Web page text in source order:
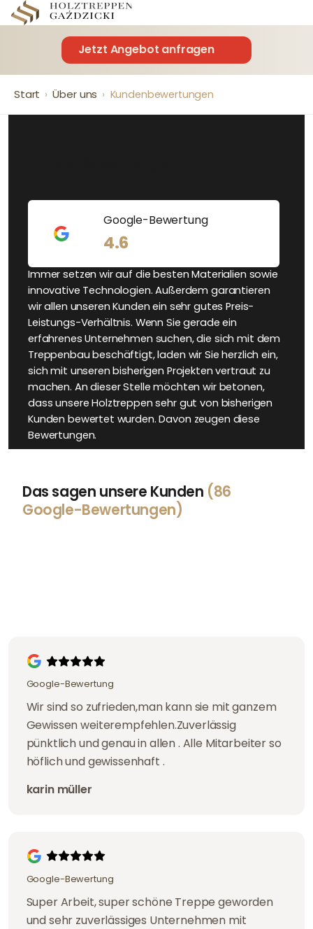
Jetzt Angebot anfragen
Start › Über uns › Kundenbewertungen
Google-Bewertung
4.6
Immer setzen wir auf die besten Materialien sowie
innovative Technologien. Außerdem garantieren
wir allen unseren Kunden ein sehr gutes Preis-
Leistungs-Verhältnis. Wenn Sie gerade ein
erfahrenes Unternehmen suchen, die sich mit dem
Treppenbau beschäftigt, laden wir Sie herzlich ein,
sich mit unseren bisherigen Projekten vertraut zu
machen. An dieser Stelle möchten wir betonen,
dass unsere Holztreppen sehr gut von bisherigen
Kunden bewertet wurden. Davon zeugen diese
Bewertungen.
Das sagen unsere Kunden (86
Google-Bewertungen)
Google-Bewertung
Wir sind so zufrieden,man kann sie mit ganzem
Gewissen weiterempfehlen.Zuverlässig
pünktlich und genau in allen . Alle Mitarbeiter so
höflich und gewissenhaft .
karin müller
Google-Bewertung
Super Arbeit, super schöne Treppe geworden
und sehr zuverlässiges Unternehmen mit